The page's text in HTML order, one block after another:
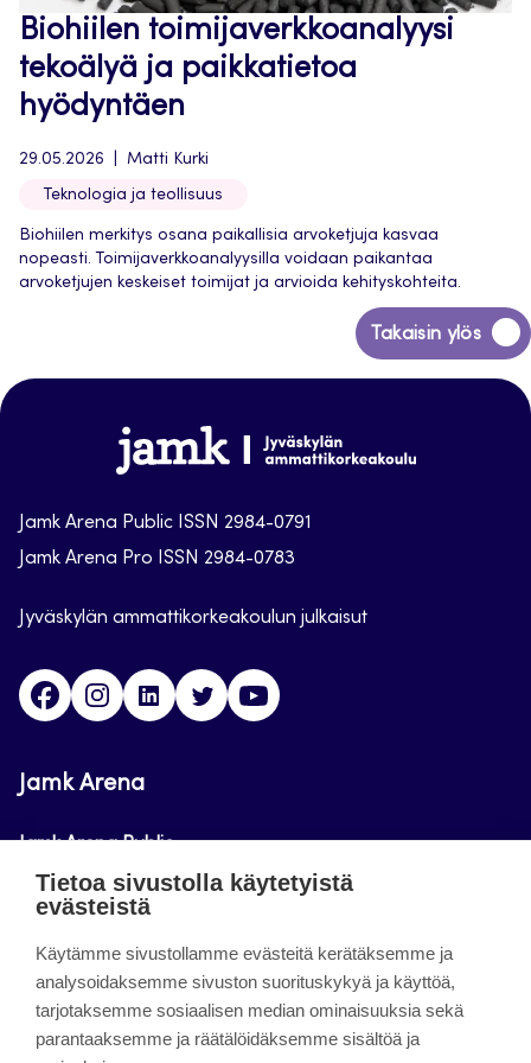
Biohiilen toimijaverkkoanalyysi
tekoälyä ja paikkatietoa
hyödyntäen
29.05.2026 Matti Kurki
Teknologia ja teollisuus
Biohiilen merkitys osana paikallisia arvoketjuja kasvaa
nopeasti. Toimijaverkkoanalyysilla voidaan paikantaa
arvoketjujen keskeiset toimijat ja arvioida kehityskohteita.
Takaisin ylös
Siirry
takaisin
Jamk
Arena
Jamk Arena Public ISSN 2984-0791
Jamk Arena Pro ISSN 2984-0783
Jyväskylän ammattikorkeakoulun julkaisut
FacebookInstagramLinkedinTwitter
Jamk Arena
Jamk Arena Public
Jamk Arena Pro
Tietoa sivustosta
Tietoa sivustolla käytetyistä
evästeistä
Käytämme sivustollamme evästeitä kerätäksemme ja
analysoidaksemme sivuston suorituskykyä ja käyttöä,
tarjotaksemme sosiaalisen median ominaisuuksia sekä
parantaaksemme ja räätälöidäksemme sisältöä ja